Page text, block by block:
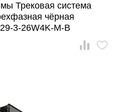
Трековая система
чёрная
3-26W4K-M-B